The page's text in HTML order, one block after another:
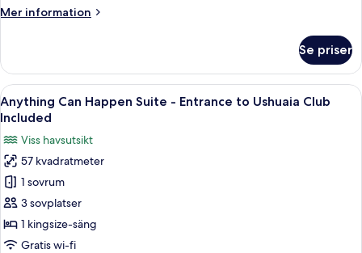
-
Ushuaia
Club
Included
Mer information
Mer
Twist
&
Go
Room
Entrance
to
Ushuaia
Club
Included
Se priser
Öppna
alla
för
Anything
Can
Happen
Suite
-
Ett hotellrum med en säng, ett
8
Anything Can Happen Suite - Entrance to Ushuaia Club
Included
Viss havsutsikt
57 kvadratmeter
1 sovrum
3 sovplatser
1 kingsize-säng
Gratis wi-fi